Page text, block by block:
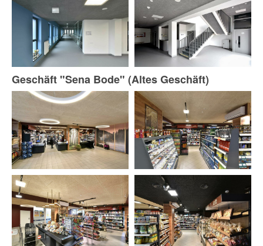
Geschäft "Sena Bode" (Altes Geschäft)